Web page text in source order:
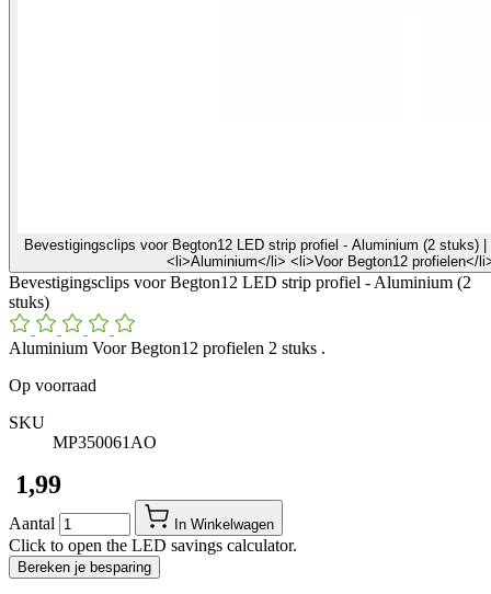
Bevestigingsclips voor Begton12 LED strip profiel - Aluminium (2
<li>Aluminium</li> <li>Voor Begton12 profielen</
Bevestigingsclips voor Begton12 LED strip profiel - Aluminium (2
stuks)
Aluminium Voor Begton12 profielen 2 stuks .
Op voorraad
SKU
MP350061AO
​ 1,99
Aantal In Winkelwagen
Click to open the LED savings calculator.
Bereken je besparing